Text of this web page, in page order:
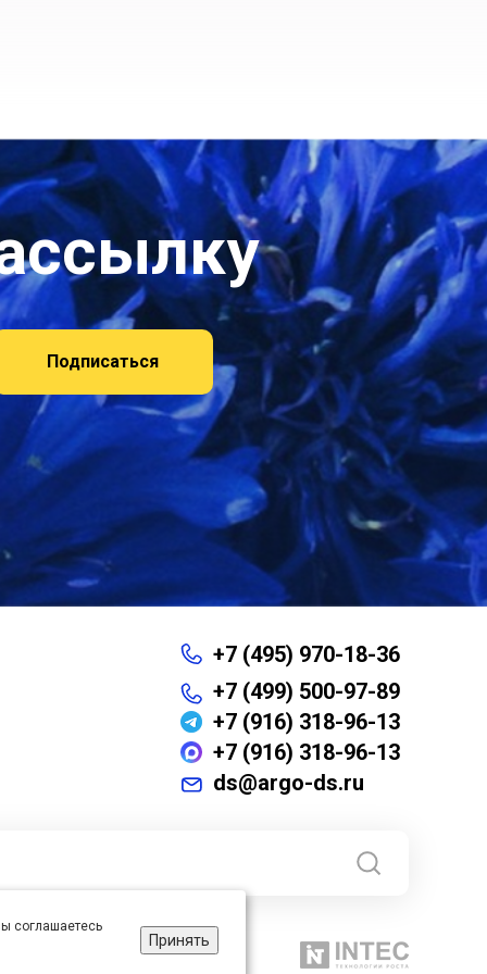
Подписаться
+7 (495) 970-18-36
+7 (499) 500-97-89
+7 (916) 318-96-13
+7 (916) 318-96-13
ds@argo-ds.ru
соглашаетесь
Принять